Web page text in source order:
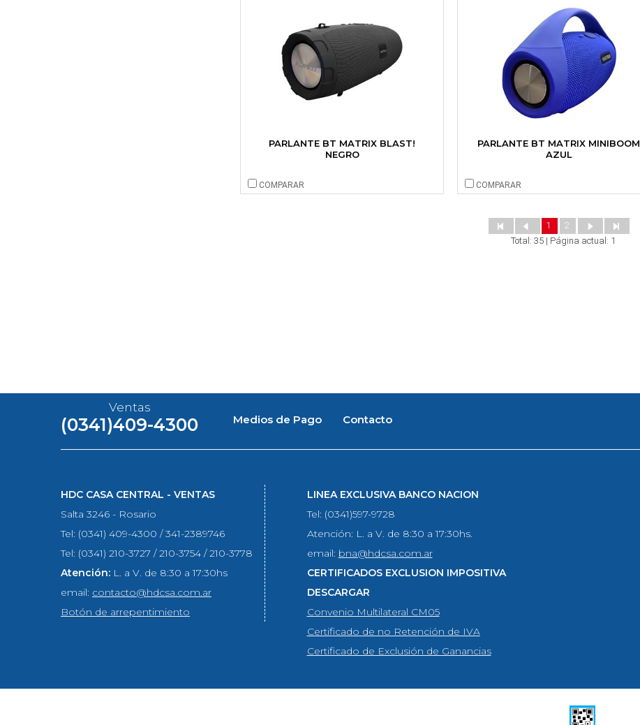
PARLANTE BT MATRIX BLAST!
NEGRO
COMPARAR
PARLANTE BT MATRIX MINIBOOM
AZUL
COMPARAR
1
2
Total: 35 | Página actual: 1
Ventas
(0341)409-4300 Medios de Pago Contacto
HDC CASA CENTRAL - VENTAS
Salta 3246 - Rosario
Tel: (0341) 409-4300 / 341-2389746
Tel: (0341) 210-3727 / 210-3754 / 210-3778
Atención: L. a V. de 8:30 a 17:30hs
email: contacto@hdcsa.com.ar
Botón de arrepentimiento
LINEA EXCLUSIVA BANCO NACION
Tel: (0341)597-9728
Atención: L. a V. de 8:30 a 17:30hs.
email: bna@hdcsa.com.ar
CERTIFICADOS EXCLUSION IMPOSITIVA
DESCARGAR
Convenio Multilateral CM05
Certificado de no Retención de IVA
Certificado de Exclusión de Ganancias